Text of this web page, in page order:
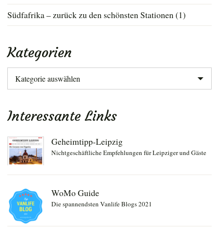
Südfafrika – zurück zu den schönsten Stationen (1)
Kategorien
Kategorien
Interessante Links
Geheimtipp-Leipzig
Nichtgeschäftliche Empfehlungen für Leipziger und Gäste
WoMo Guide
Die spannendsten Vanlife Blogs 2021